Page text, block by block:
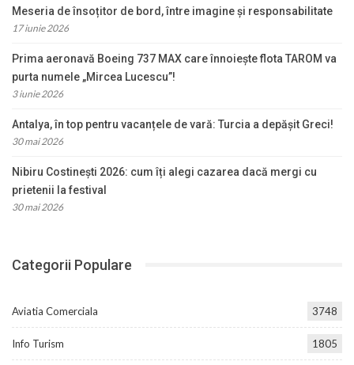
Meseria de însoțitor de bord, între imagine și responsabilitate
17 iunie 2026
Prima aeronavă Boeing 737 MAX care înnoiește flota TAROM va
purta numele „Mircea Lucescu”!
3 iunie 2026
Antalya, în top pentru vacanțele de vară: Turcia a depășit Greci!
30 mai 2026
Nibiru Costinești 2026: cum îți alegi cazarea dacă mergi cu
prietenii la festival
30 mai 2026
Categorii Populare
Aviatia Comerciala 3748
Info Turism 1805